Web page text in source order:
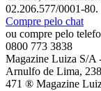
02.206.577/0001-80.
Compre pelo chat
ou compre pelo
0800 773 3838
Magazine Luiza S/A
Arnulfo de Lima,
471 ® Magazine